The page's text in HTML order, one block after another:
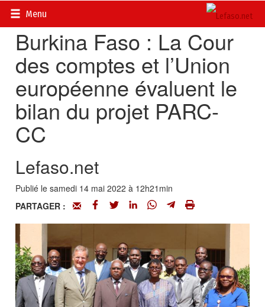
Menu
Accueil>
Burkina Faso : La Cour
des comptes et l’Union
européenne évaluent le
bilan du projet PARC-
CC
Lefaso.net
Publié le samedi 14 mai 2022 à 12h21min
PARTAGER :